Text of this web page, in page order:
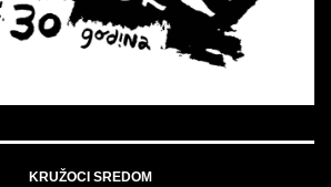
KRUŽOCI SREDOM